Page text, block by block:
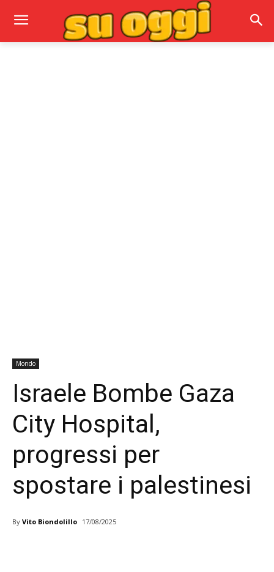
Mondo
Israele Bombe Gaza
City Hospital,
progressi per
spostare i palestinesi
By Vito Biondolillo 17/08/2025